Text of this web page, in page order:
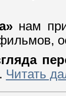
нам
Читать